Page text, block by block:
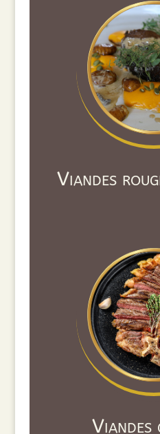
Viandes